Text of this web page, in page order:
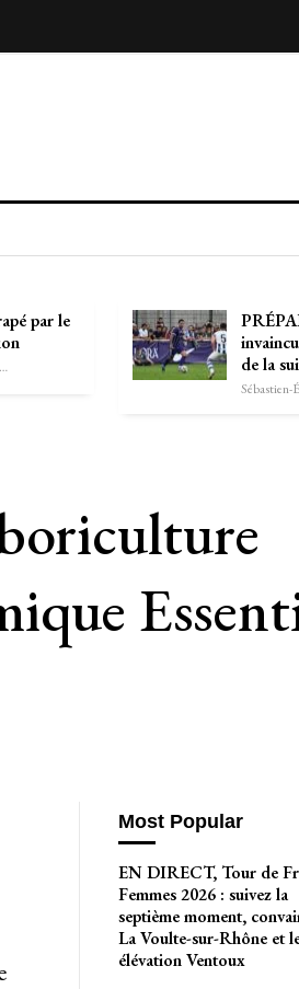
par le
Sébastien-Étienne Marechal
de la
Most Popular
EN DIRECT, Tour de
Femmes 2026 : suivez la
septième moment,
La Voulte-sur-Rhône et
élévation Ventoux